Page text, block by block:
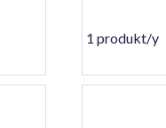
1 produkt/y